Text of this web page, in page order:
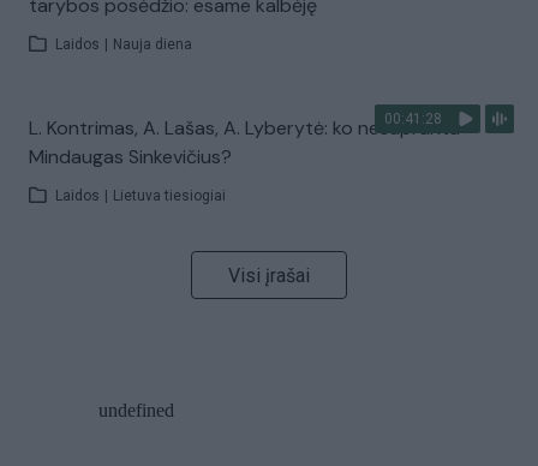
tarybos posėdžio: esame kalbėję
Laidos Nauja diena
00:41:28
L. Kontrimas, A. Lašas, A. Lyberytė: ko nesupranta
Mindaugas Sinkevičius?
Laidos Lietuva tiesiogiai
Visi įrašai